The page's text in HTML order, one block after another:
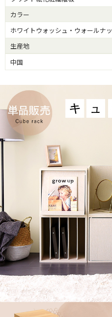
カラー
ホワイトウォッシュ・ウォールナ
生産地
中国